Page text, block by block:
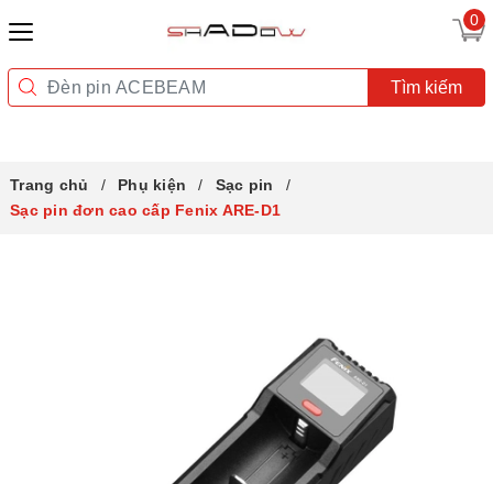
0
Tìm kiếm
Trang chủ Phụ kiện
Sạc pin
Sạc pin đơn cao cấp Fenix ARE-D1